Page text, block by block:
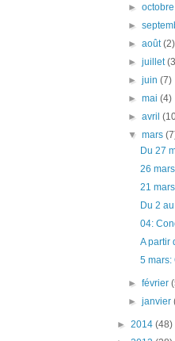
►
►
►août(2)
►juillet
►juin(7)
►mai(4)
►avril
▼mars
Du 27
26
21
Du 2
04:
A partir
5 mars:
►février
►janvier
► 2014 (48)